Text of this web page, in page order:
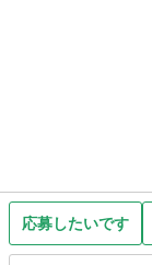
応募したいです